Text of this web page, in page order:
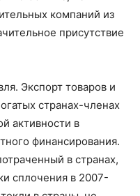
компаний из
присутствие
Экспорт товаров и
странах-членах
активности в
финансирования.
в странах,
сплочения в 2007-